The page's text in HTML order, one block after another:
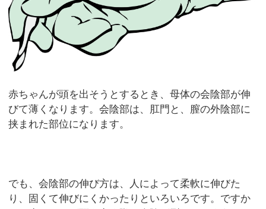
赤ちゃんが頭を出そうとするとき、母体の会陰部が伸
びて薄くなります。会陰部は、肛門と、膣の外陰部に
挟まれた部位になります。
でも、会陰部の伸び方は、人によって柔軟に伸びた
り、固くて伸びにくかったりといろいろです。ですか